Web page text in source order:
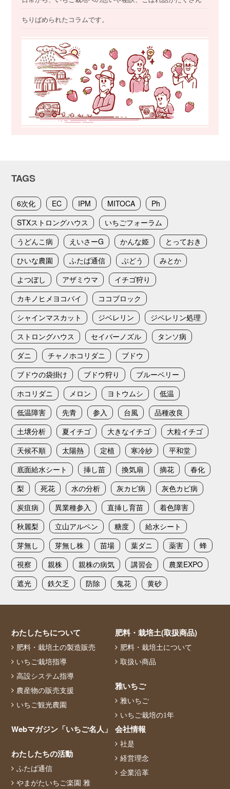
ちりばめられたコラムです。
TAGS
6次化 EC IPM MITOCA
Ph
STXストロングハウス
いちごフォーラム
うどんこ病
えいさーG かんな姫
とっておき
ひいな農園
ふたば通信 ぶどう
みとか
よつぼし
アザミウマ
イチゴ狩り
カキノヒメヨコバイ
ココブロック
シャインマスカット
ジベレリン
ジベレリン処理
ストロングハウス
セイバーノズル
タンソ病
ダニ
チャノホコリダニ
ブドウ
ブドウの袋掛け
ブドウ狩り
ブルーベリー
ホコリダニ
メロン ヨトウムシ
低温
低温障害
先青 参入 台風
品種改良
土壌分析
夏イチゴ 大きなイチゴ
大粒イチゴ
天候不順
太陽熱 定植 寒冷紗
平和堂
底面給水シート
挿し苗 換気扇 摘花
春化
梨
死花 水の分析 灰カビ病
灰色カビ病
炭疽病
異業種参入 直挿し育苗
着色障害
秋麗梨
立山アルペン 糖度
給水シート
芽無し
芽無し株 苗場 葉ダニ 薬害
蜂
視察
親株 親株の病気 講習会
農業EXPO
遮光
鉄欠乏 防除 鬼花 黄砂
わたしたちについて
肥料・栽培土の製造販売
いちご栽培指導
高設システム指導
農産物の販売支援
いちご観光農園
肥料・栽培土(取扱商品)
肥料・栽培土について
取扱い商品
雅いちご
雅いちご
いちご栽培の1年
Webマガジン「いちご名人」
わたしたちの活動
ふたば通信
やまがたいちご楽園 雅
会社情報
社是
経営理念
企業沿革